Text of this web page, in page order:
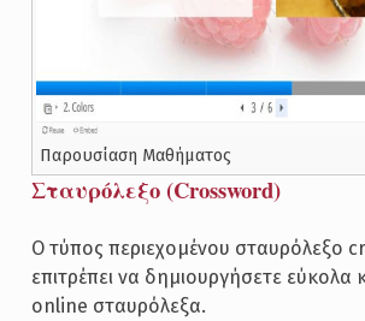
Παρουσίαση Μαθήματος
Σταυρόλεξο (Crossword)
Ο τύπος περιεχομένου σταυρόλεξο
επιτρέπει να δημιουργήσετε εύκολα
online σταυρόλεξα.